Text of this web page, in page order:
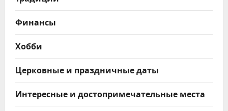
Финансы
Хобби
Церковные и праздничные даты
Интересные и достопримечательные места